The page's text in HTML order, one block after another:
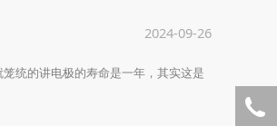
2024-09-26
统的讲电极的寿命是一年，其实这是